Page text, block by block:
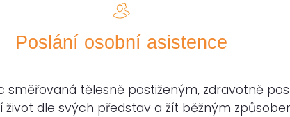
Poslání osobní asistence
tělesně postiženým, zdravotně
dle svých představ a žít běžným